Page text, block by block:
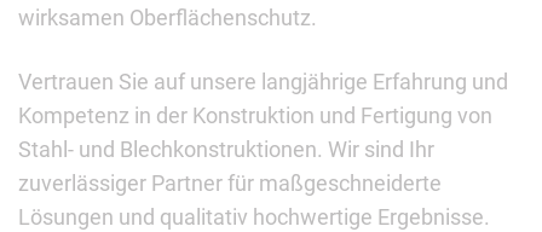
wirksamen Oberflächenschutz.
Vertrauen Sie auf unsere langjährige Erfahrung und
Kompetenz in der Konstruktion und Fertigung von
Stahl- und Blechkonstruktionen. Wir sind Ihr
zuverlässiger Partner für maßgeschneiderte
Lösungen und qualitativ hochwertige Ergebnisse.